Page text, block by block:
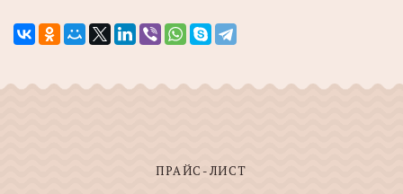
ПРАЙС-ЛИСТ